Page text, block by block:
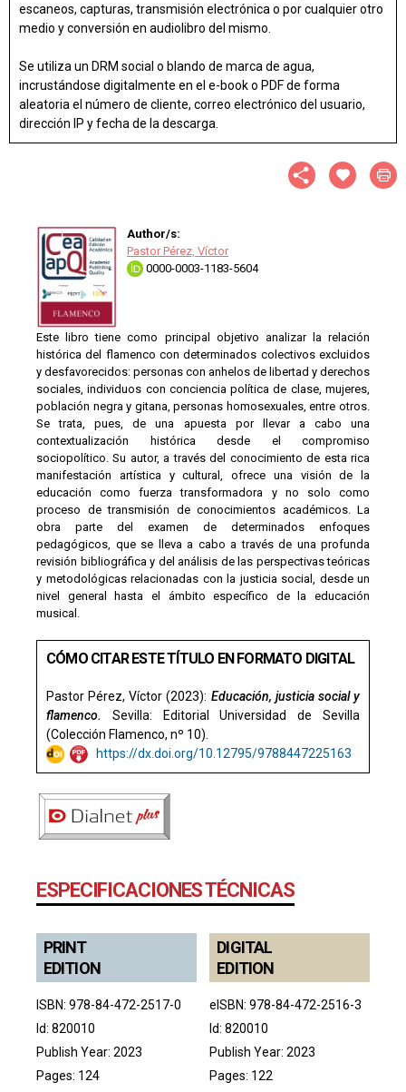
escaneos, capturas, transmisión electrónica o por cualquier otro
medio y conversión en audiolibro del mismo.
Se utiliza un DRM social o blando de marca de agua,
incrustándose digitalmente en el e-book o PDF de forma
aleatoria el número de cliente, correo electrónico del usuario,
dirección IP y fecha de la descarga.
Author/s:
Pastor Pérez, Víctor
0000-0003-1183-5604
Este libro tiene como principal objetivo analizar la relación
histórica del flamenco con determinados colectivos excluidos
y desfavorecidos: personas con anhelos de libertad y derechos
sociales, individuos con conciencia política de clase, mujeres,
población negra y gitana, personas homosexuales, entre otros.
Se trata, pues, de una apuesta por llevar a cabo una
contextualización histórica desde el compromiso
sociopolítico. Su autor, a través del conocimiento de esta rica
manifestación artística y cultural, ofrece una visión de la
educación como fuerza transformadora y no solo como
proceso de transmisión de conocimientos académicos. La
obra parte del examen de determinados enfoques
pedagógicos, que se lleva a cabo a través de una profunda
revisión bibliográfica y del análisis de las perspectivas teóricas
y metodológicas relacionadas con la justicia social, desde un
nivel general hasta el ámbito específico de la educación
musical.
CÓMO CITAR ESTE TÍTULO EN FORMATO DIGITAL
Pastor Pérez, Víctor (2023): Educación, justicia social y
flamenco. Sevilla: Editorial Universidad de Sevilla
(Colección Flamenco, nº 10).
https://dx.doi.org/10.12795/9788447225163
ESPECIFICACIONES TÉCNICAS
PRINT
EDITION
ISBN: 978-84-472-2517-0
Id: 820010
Publish Year: 2023
Pages: 124
DIGITAL
EDITION
eISBN: 978-84-472-2516-3
Id: 820010
Publish Year: 2023
Pages: 122